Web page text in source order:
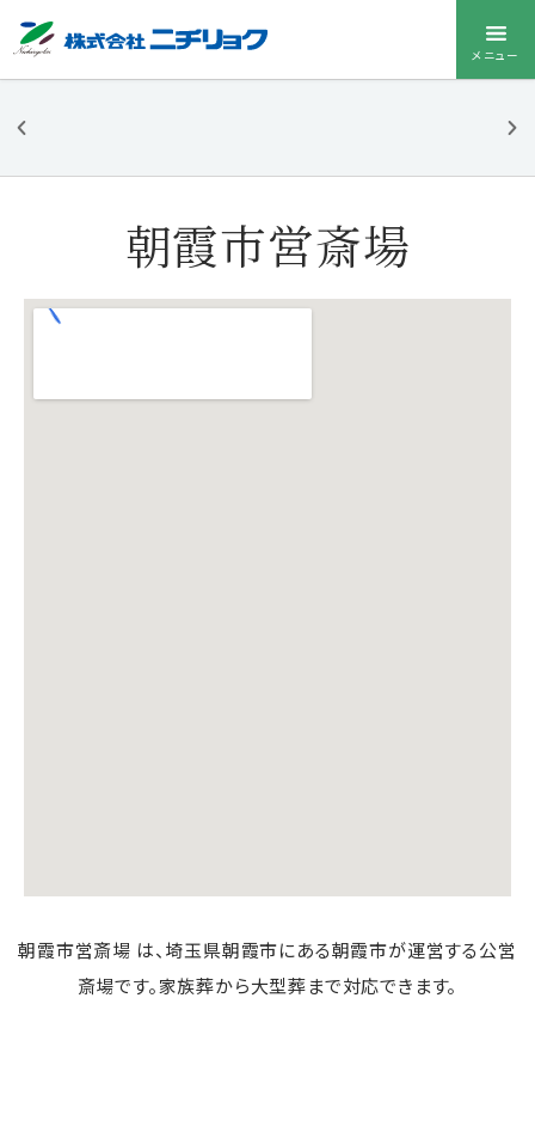
メニュー
お葬式メニューを
開く
朝霞市営斎場
朝霞市営斎場 は、埼玉県朝霞市にある朝霞市が運営する公営
斎場です。家族葬から大型葬まで対応できます。